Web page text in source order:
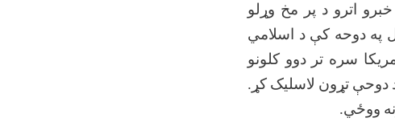
خبرو اترو د پر مخ وړلو
په دوحه کې د
اسلامي
سره تر دوو کلونو
دوحې تړون لاسلیک کړ.
ووځي.